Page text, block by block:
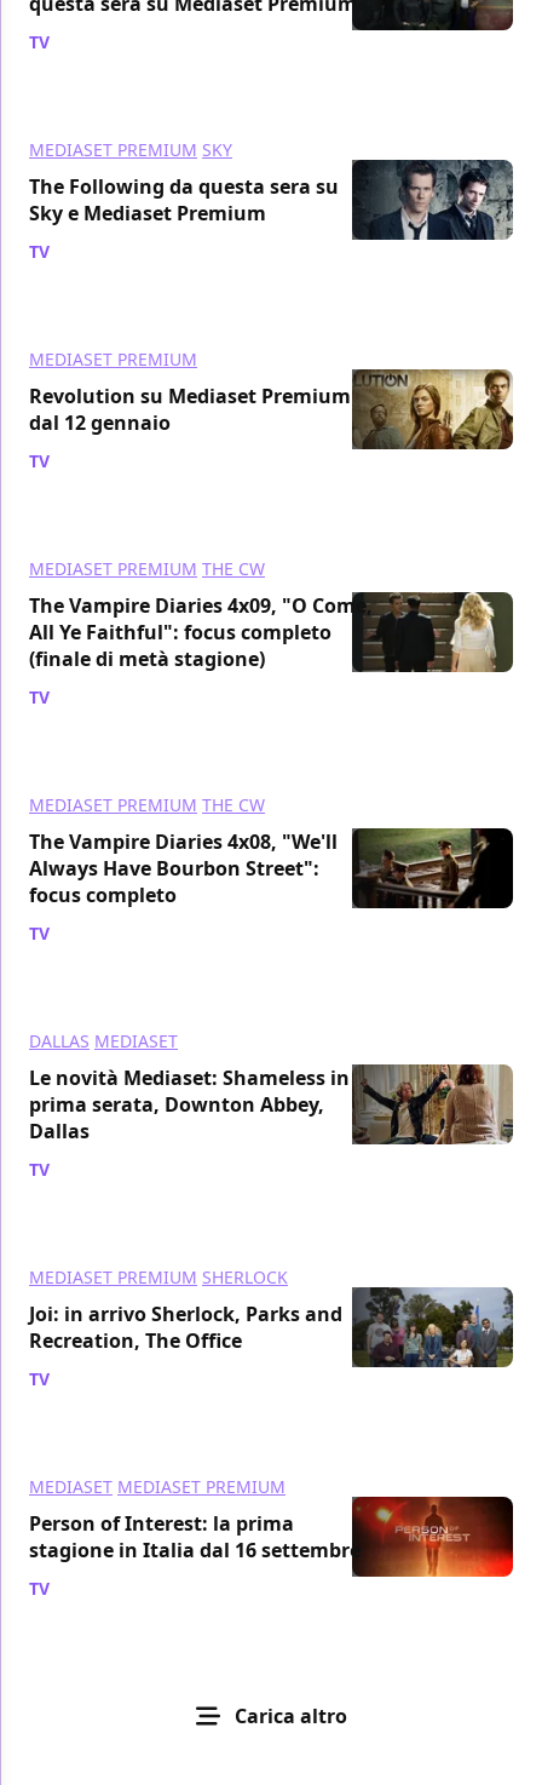
TV
MEDIASET PREMIUM SKY
The Following da questa sera su
Sky e Mediaset Premium
TV
MEDIASET PREMIUM
Revolution su Mediaset Premium
dal 12 gennaio
TV
MEDIASET PREMIUM THE CW
The Vampire Diaries 4x09, "O Come,
All Ye Faithful": focus completo
(finale di metà stagione)
TV
MEDIASET PREMIUM THE CW
The Vampire Diaries 4x08, "We'll
Always Have Bourbon Street":
focus completo
TV
DALLAS MEDIASET
Le novità Mediaset: Shameless in
prima serata, Downton Abbey,
Dallas
TV
MEDIASET PREMIUM SHERLOCK
Joi: in arrivo Sherlock, Parks and
Recreation, The Office
TV
MEDIASET MEDIASET PREMIUM
Person of Interest: la prima
stagione in Italia dal 16 settembre
TV
Carica altro